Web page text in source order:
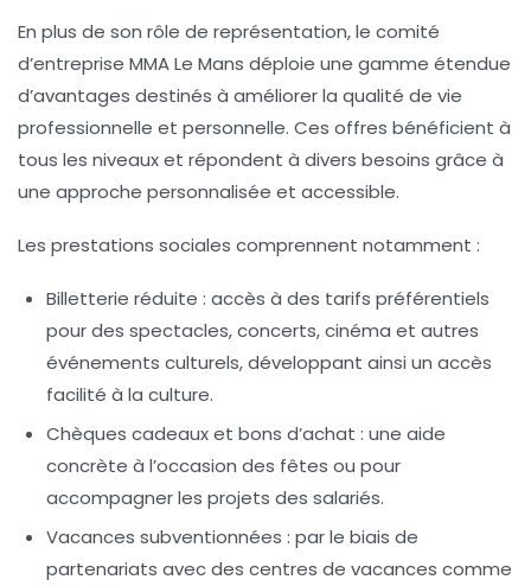
En plus de son rôle de représentation, le comité
d’entreprise MMA Le Mans déploie une gamme étendue
d’avantages destinés à améliorer la qualité de vie
professionnelle et personnelle. Ces offres bénéficient à
tous les niveaux et répondent à divers besoins grâce à
une approche personnalisée et accessible.
Les prestations sociales comprennent notamment :
Billetterie réduite : accès à des tarifs préférentiels
pour des spectacles, concerts, cinéma et autres
événements culturels, développant ainsi un accès
facilité à la culture.
Chèques cadeauxet bons d’achat : une aide
concrète à l’occasion des fêtes ou pour
accompagner les projets des salariés.
Vacances subventionnées : par le biais de
partenariats avec des centres de vacances comme